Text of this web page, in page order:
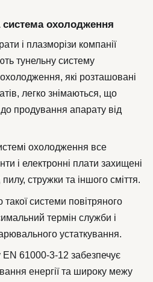
система охолодження
і плазморізи компанії
тунельну систему
які розташовані
легко знімаються, що
продування апарату від
охолодження все
і електронні плати захищені
стружки та іншого сміття.
системи повітряного
термін служби і
устаткування.
EN 61000-3-12 забезпечує
енергії та широку межу